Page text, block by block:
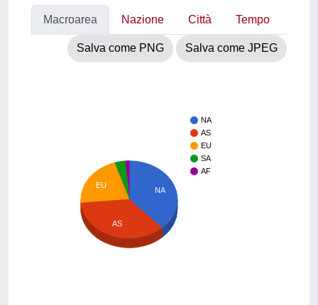
Macroarea Nazione Città Tempo
Salva come PNG Salva come JPEG
NA
AS
EU
SA
AF
NA
EU
AS